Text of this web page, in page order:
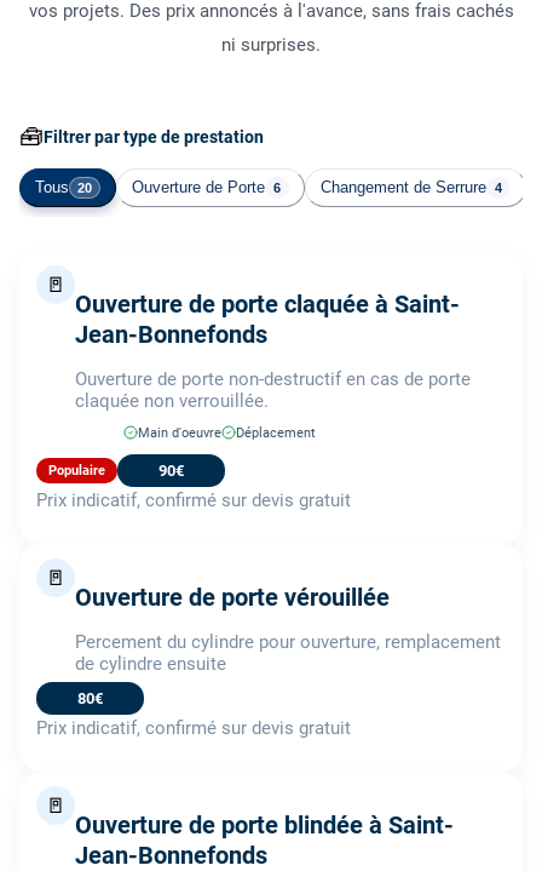
vos projets. Des prix annoncés à l'avance, sans frais cachés
ni surprises.
🧰Filtrer par type de prestation
Tous 20 Ouverture de Porte 6 Changement de Serrure 4
🚪
Ouverture de porte claquée à Saint-
Jean-Bonnefonds
Ouverture de porte non-destructif en cas de porte
claquée non verrouillée.
Main d'oeuvre Déplacement
Populaire 90€
Prix indicatif, confirmé sur devis gratuit
🚪
Ouverture de porte vérouillée
Percement du cylindre pour ouverture, remplacement
de cylindre ensuite
80€
Prix indicatif, confirmé sur devis gratuit
🚪
Ouverture de porte blindée à Saint-
Jean-Bonnefonds